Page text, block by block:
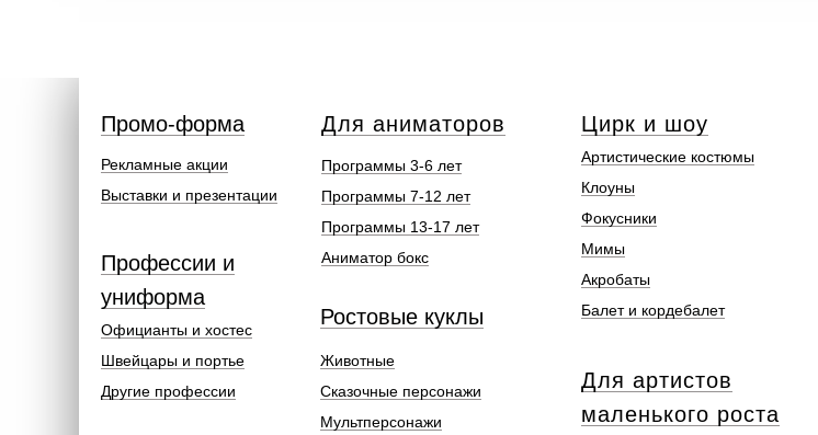
Рекламные акции
Выставки и презентации
Официанты и хостес
Швейцары и портье
Другие профессии
Промо-форма
Профессии и
униформа
Программы 3-6 лет
Программы 7-12 лет
Программы 13-17 лет
Аниматор бокс
Ростовые куклы
Животные
Сказочные персонажи
Мультперсонажи
Для артистов
маленького роста
Для аниматоров
Артистические костюмы
Клоуны
Фокусники
Мимы
Акробаты
Балет и кордебалет
Цирк и шоу